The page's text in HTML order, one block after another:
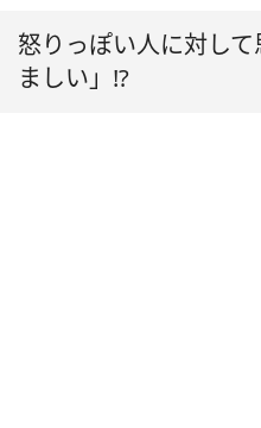
怒りっぽい人に対し
ましい」!?